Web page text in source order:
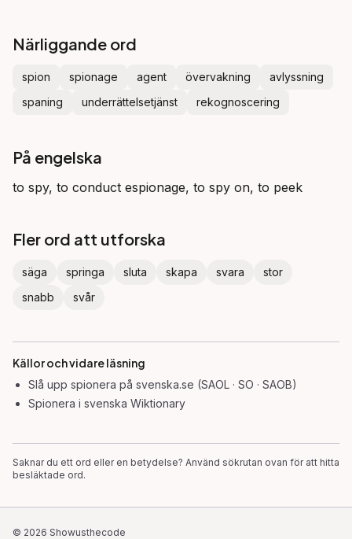
Närliggande ord
spion spionage agent övervakning
avlyssning
spaning
underrättelsetjänst rekognoscering
På engelska
to spy, to conduct espionage, to spy on, to peek
Fler ord att utforska
säga springa sluta skapa svara
stor
snabb
svår
Källor och vidare läsning
Slå upp spionera på svenska.se (SAOL · SO · SAOB)
Spionera i svenska Wiktionary
Saknar du ett ord eller en betydelse? Använd sökrutan ovan för att hitta
besläktade ord.
© 2026 Showusthecode